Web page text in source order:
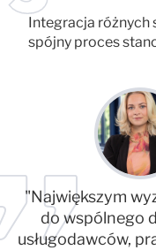
Integracja różnych
spójny proces
"Największym
do wspólnego
usługodawców,